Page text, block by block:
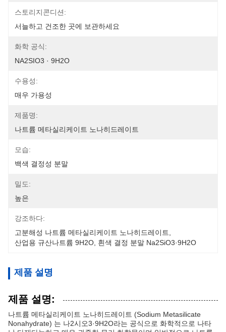
스토리지콘디션:
서늘하고 건조한 곳에 보관하세요
화학 공식:
NA2SIO3 · 9H2O
수용성:
매우 가용성
제품명:
나트륨 메타실리케이트 노나히드레이트
모습:
백색 결정성 분말
밀도:
높은
강조하다:
고분해성 나트륨 메타실리케이트 노나히드레이트
산업용 규산나트륨 9H2O 흰색 결정 분말 Na2SiO3·9H2O
제품 설명
제품 설명:
나트륨 메타실리케이트 노나히드레이트 (Sodium Metasilicate
Nonahydrate) 는 나2시오3·9H2O라는 공식으로 화학적으로 나타